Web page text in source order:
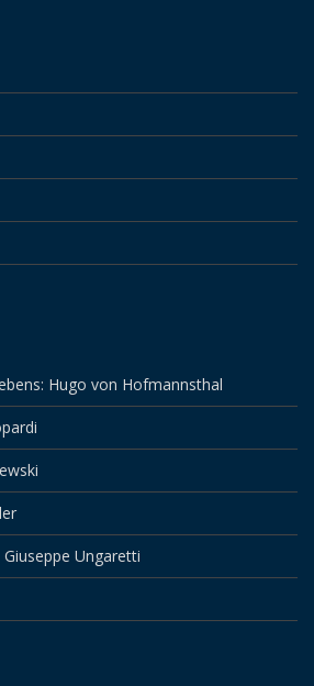
Hugo von Hofmannsthal
Ungaretti